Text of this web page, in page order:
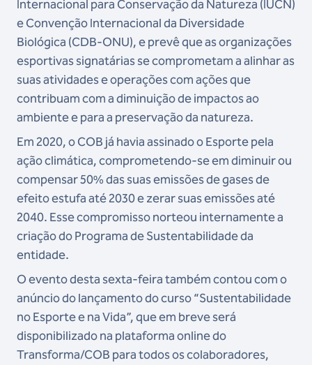
Internacional para Conservação da Natureza (IUCN)
e Convenção Internacional da Diversidade
Biológica (CDB-ONU), e prevê que as organizações
esportivas signatárias se comprometam a alinhar as
suas atividades e operações com ações que
contribuam com a diminuição de impactos ao
ambiente e para a preservação da natureza.
Em 2020, o COB já havia assinado o Esporte pela
ação climática, comprometendo-se em diminuir ou
compensar 50% das suas emissões de gases de
efeito estufa até 2030 e zerar suas emissões até
2040. Esse compromisso norteou internamente a
criação do Programa de Sustentabilidade da
entidade.
O evento desta sexta-feira também contou com o
anúncio do lançamento do curso “Sustentabilidade
no Esporte e na Vida”, que em breve será
disponibilizado na plataforma online do
Transforma/COB para todos os colaboradores,